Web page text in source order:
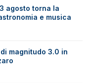
agosto torna la
e musica
magnitudo 3.0 in